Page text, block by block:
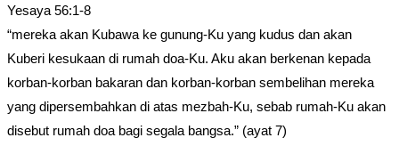
Yesaya 56:1-8
“mereka akan Kubawa ke gunung-Ku yang kudus dan akan
Kuberi kesukaan di rumah doa-Ku. Aku akan berkenan kepada
korban-korban bakaran dan korban-korban sembelihan mereka
yang dipersembahkan di atas mezbah-Ku, sebab rumah-Ku akan
disebut rumah doa bagi segala bangsa.” (ayat 7)